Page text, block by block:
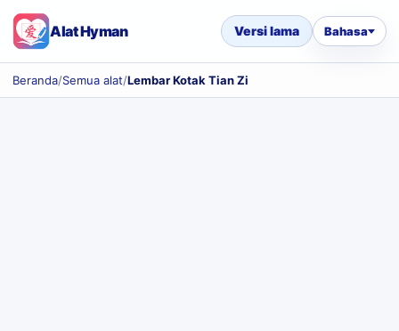
Alat Hyman Versi lama Bahasa
Beranda/Semua alat/Lembar Kotak Tian Zi